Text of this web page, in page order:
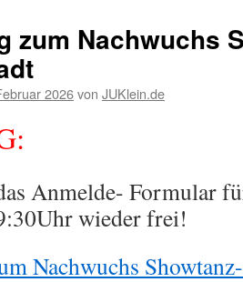
zum Nachwuchs
2026von JUKlein.de
Anmelde- Formular
wieder frei!
Nachwuchs